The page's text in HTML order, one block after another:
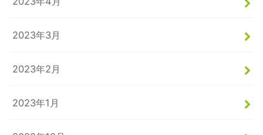
2023年3月
2023年2月
2023年1月